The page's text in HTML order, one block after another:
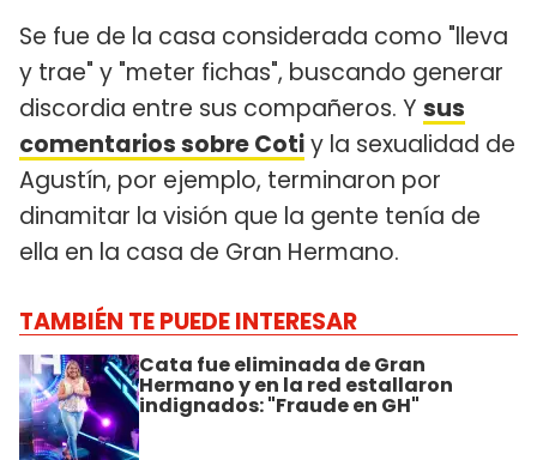
Se fue de la casa considerada como "lleva
y trae" y "meter fichas", buscando generar
discordia entre sus compañeros. Y sus
comentarios sobre Cotiy la sexualidad de
Agustín, por ejemplo, terminaron por
dinamitar la visión que la gente tenía de
ella en la casa de Gran Hermano.
TAMBIÉN TE PUEDE INTERESAR
Cata fue eliminada de Gran
Hermano y en la red estallaron
indignados: "Fraude en GH"